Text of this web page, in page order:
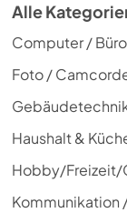
Alle
Computer /
Foto /
Haushalt &
Hobby/Freizeit/
Kommunikation